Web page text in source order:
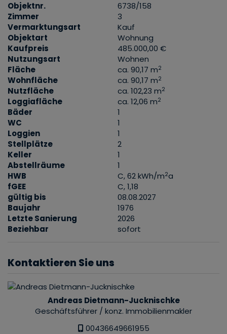
Objektnr.
6738/158
Zimmer
3
Vermarktungsart
Kauf
Objektart
Wohnung
Kaufpreis
485.000,00 €
Nutzungsart
Wohnen
Fläche
ca. 90,17 m2
Wohnfläche ca. 90,17 m2
Nutzfläche ca. 102,23 m2
Loggiafläche ca. 12,06 m2
Bäder
1
WC
1
Loggien
1
Stellplätze
2
Keller
1
Abstellräume
1
HWB
C, 62 kWh/m2a
fGEE
C, 1,18
gültig bis
08.08.2027
Baujahr
1976
Letzte Sanierung
2026
Beziehbar
sofort
Kontaktieren Sie uns
Andreas Dietmann-Jucknischke
Geschäftsführer / konz. Immobilienmakler
00436649661955